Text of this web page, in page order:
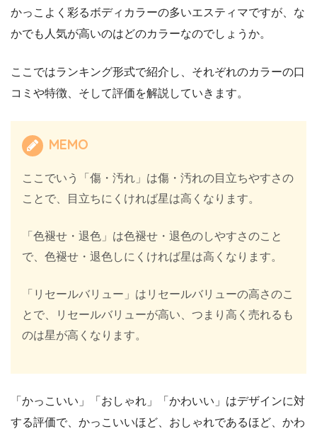
かっこよく彩るボディカラーの多いエスティマですが、な
かでも人気が高いのはどのカラーなのでしょうか。
ここではランキング形式で紹介し、それぞれのカラーの口
コミや特徴、そして評価を解説していきます。
MEMO
ここでいう「傷・汚れ」は傷・汚れの目立ちやすさの
ことで、目立ちにくければ星は高くなります。
「色褪せ・退色」は色褪せ・退色のしやすさのこと
で、色褪せ・退色しにくければ星は高くなります。
「リセールバリュー」はリセールバリューの高さのこ
とで、リセールバリューが高い、つまり高く売れるも
のは星が高くなります。
「かっこいい」「おしゃれ」「かわいい」はデザインに対
する評価で、かっこいいほど、おしゃれであるほど、かわ